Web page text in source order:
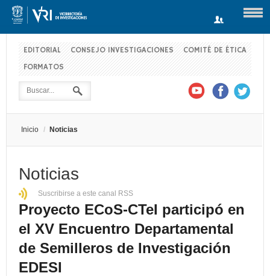
EDITORIAL CONSEJO INVESTIGACIONES
COMITÉ DE ÉTICA
FORMATOS
Inicio / Noticias
Noticias
Suscribirse a este canal RSS
Proyecto ECoS-CTeI participó en
el XV Encuentro Departamental
de Semilleros de Investigación
EDESI
Usuario
Log in with Facebook
¿Recordar contraseña? ¿Recordar usuario?